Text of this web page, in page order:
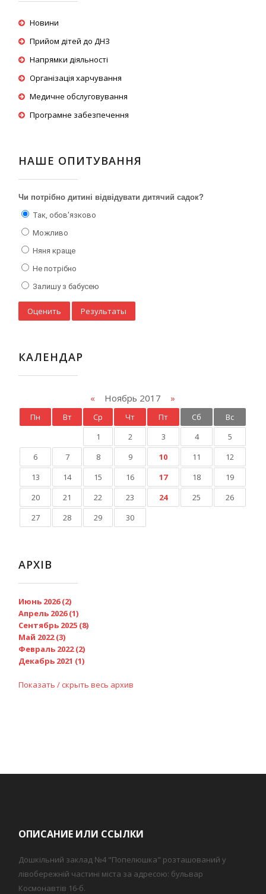
Новини
Прийом дітей до ДНЗ
Напрямки діяльності
Організація харчування
Медичне обслуговування
Програмне забезпечення
НАШЕ ОПИТУВАННЯ
Чи потрібно дитині відвідувати дитячий садок?
Так, обов'язково
Можливо
Няня краще
Не потрібно
Залишу з бабусею
КАЛЕНДАР
« Ноябрь 2017 »
Пн Вт Ср Чт Пт Сб
Вс
1
2 3 4
5
6
7 8 9 10 11
12
13
14 15 16 17 18
19
20
21 22 23 24 25
26
27
28 29 30
АРХІВ
Июнь 2026 (2)
Апрель 2026 (1)
Сентябрь 2025 (8)
Май 2022 (3)
Февраль 2022 (2)
Декабрь 2021 (1)
Показать / скрыть весь архив
ОПИСАНИЕ ИЛИ ССЫЛКИ
Дошкільний заклад №4 "Попелюшка" розташований у
лівобережній частині міста за адресою: бульвар
Космонавтів 16-б.